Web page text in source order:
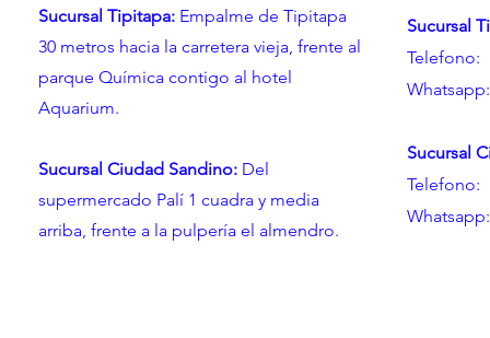
Sucursal Tipitapa: Empalme de Tipitapa
30 metros hacia la carretera vieja, frente al
parque Química contigo al hotel
Aquarium.
Sucursal Ciudad Sandino: Del
supermercado Palí 1 cuadra y media
arriba, frente a la pulpería el almendro.
Sucursal
Telefono:
Sucursal
Telefono: